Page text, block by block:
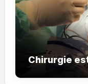
Chirurgie